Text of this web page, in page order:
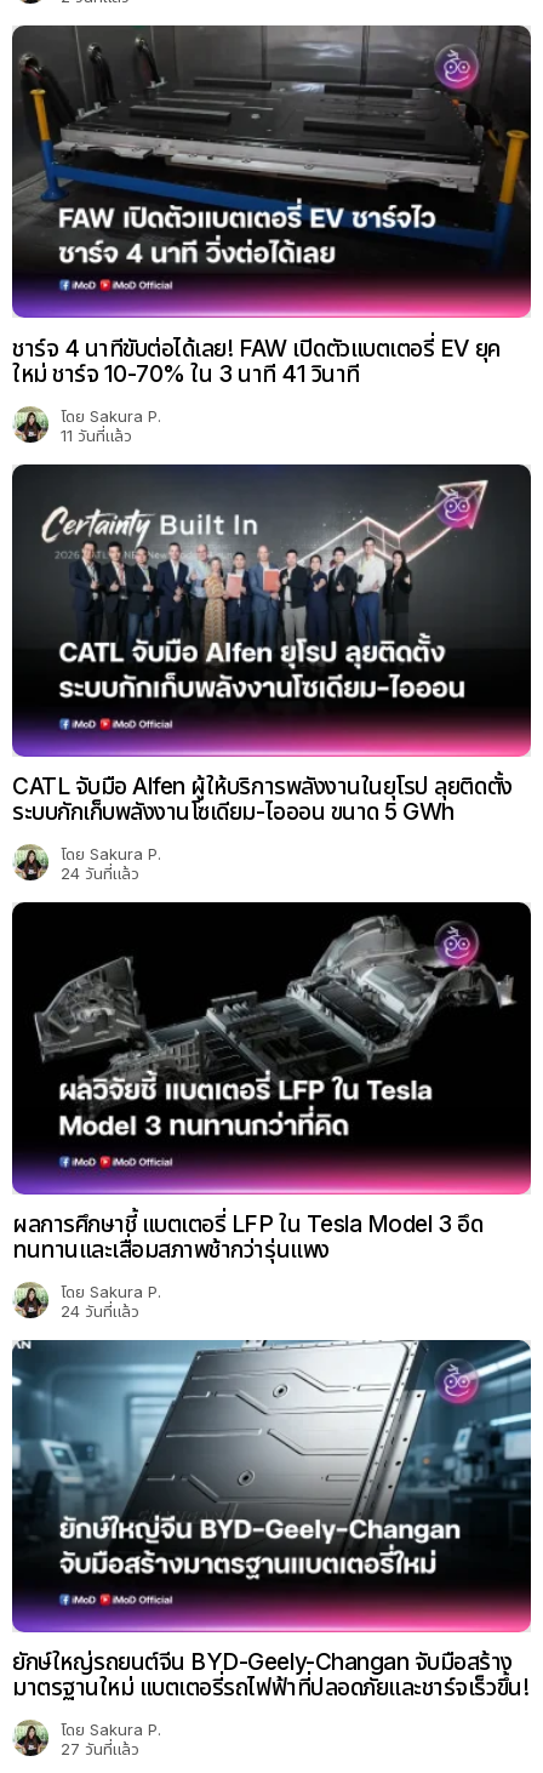
ชาร์จ 4 นาทีขับต่อได้เลย! FAW เปิดตัวแบตเตอรี่ EV ยุค
ใหม่ ชาร์จ 10-70% ใน 3 นาที 41 วินาที
โดย Sakura P.
11 วันที่แล้ว
CATL จับมือ Alfen ผู้ให้บริการพลังงานในยุโรป ลุยติดตั้ง
ระบบกักเก็บพลังงานโซเดียม-ไอออน ขนาด 5 GWh
โดย Sakura P.
24 วันที่แล้ว
ผลการศึกษาชี้ แบตเตอรี่ LFP ใน Tesla Model 3 อึด
ทนทานและเสื่อมสภาพช้ากว่ารุ่นแพง
โดย Sakura P.
24 วันที่แล้ว
ยักษ์ใหญ่รถยนต์จีน BYD-Geely-Changan จับมือสร้าง
มาตรฐานใหม่ แบตเตอรี่รถไฟฟ้าที่ปลอดภัยและชาร์จเร็วขึ้น!
โดย Sakura P.
27 วันที่แล้ว